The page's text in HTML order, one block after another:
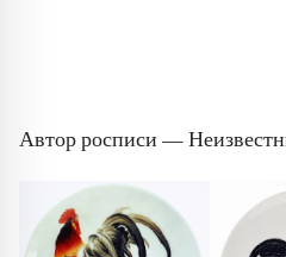
Автор росписи —